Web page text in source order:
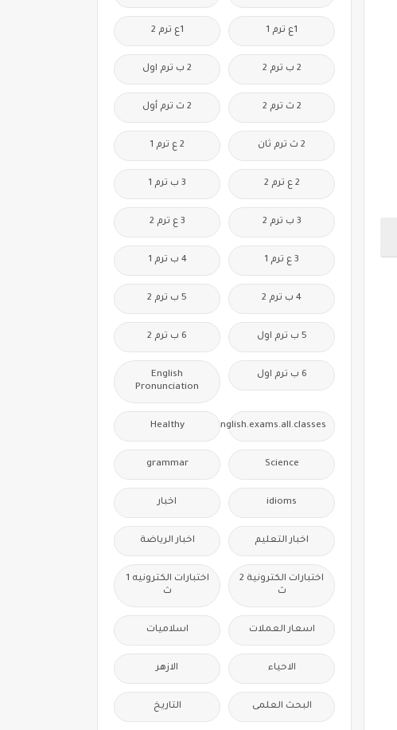
1ع ترم 1 1ع ترم 2
2 ب ترم 2 2 ب ترم اول
2 ث ترم 2 2 ث ترم أول
2 ث ترم ثان 2 ع ترم 1
2 ع ترم 2 3 ب ترم 1
3 ب ترم 2 3 ع ترم 2
3 ع ترم 1 4 ب ترم 1
4 ب ترم 2 5 ب ترم 2
5 ب ترم اول 6 ب ترم 2
6 ب ترم اول
English
Pronunciation
Free.English.exams.all.classes
Healthy
Science
grammar
idioms اخبار
اخبار التعليم اخبار الرياضة
اختبارات الكترونية 2
ث
اختبارات الكترونيه 1
ث
اسعار العملات اسلاميات
الاحياء الازهر
البحث العلمى التاريخ